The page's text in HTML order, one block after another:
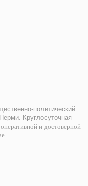
политический
Круглосуточная
и достоверной